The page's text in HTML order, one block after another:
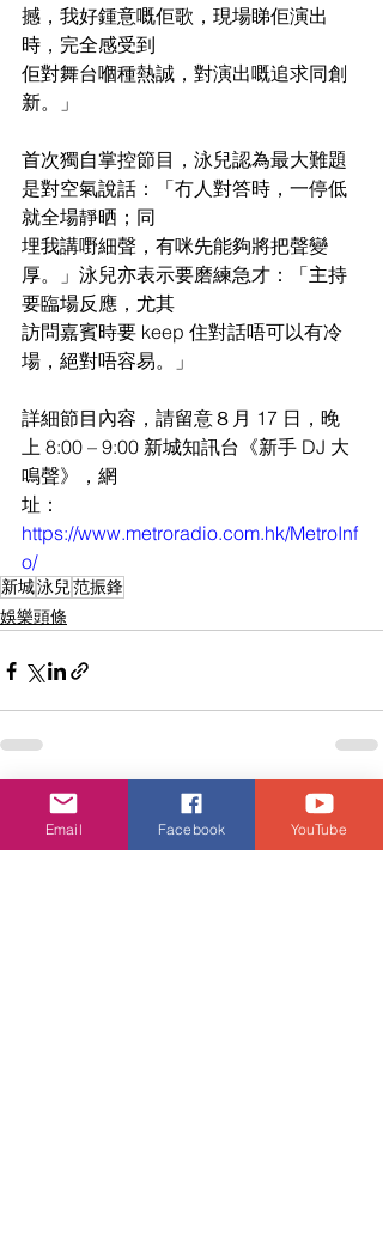
撼，我好鍾意嘅佢歌，現場睇佢演出
時，完全感受到
佢對舞台嗰種熱誠，對演出嘅追求同創
新。」
首次獨自掌控節目，泳兒認為最大難題
是對空氣說話：「冇人對答時，一停低
就全場靜晒；同
埋我講嘢細聲，有咪先能夠將把聲變
厚。」泳兒亦表示要磨練急才：「主持
要臨場反應，尤其
訪問嘉賓時要 keep 住對話唔可以有冷
場，絕對唔容易。」
詳細節目內容，請留意８月 17 日，晚
上 8:00 – 9:00 新城知訊台《新手 DJ 大
鳴聲》，網
址：
https://www.metroradio.com.hk/MetroInf
o/
新城泳兒范振鋒
娛樂頭條
相關文章 查看全部
Email Facebook YouTube